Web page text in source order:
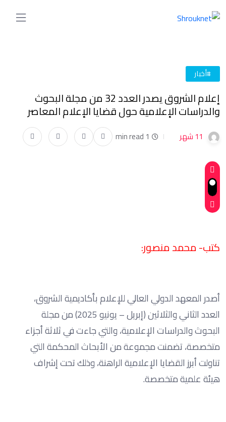
#أخبار
إعلام الشروق يصدر العدد 32 من مجلة البحوث
والدراسات الإعلامية حول قضايا الإعلام المعاصر
11 شهر 1 min read
كتب- محمد منصور:
أصدر المعهد الدولي العالي للإعلام بأكاديمية الشروق،
العدد الثاني والثلاثين (إبريل – يونيو 2025) من مجلة
البحوث والدراسات الإعلامية، والتي جاءت في ثلاثة أجزاء
متخصصة، تضمنت مجموعة من الأبحاث المحكمة التي
تناولت أبرز القضايا الإعلامية الراهنة، وذلك تحت إشراف
هيئة علمية متخصصة.